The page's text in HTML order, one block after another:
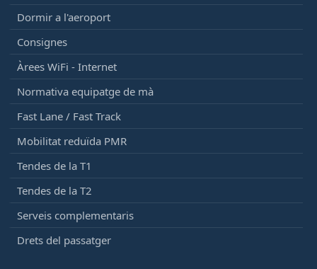
Dormir a l'aeroport
Consignes
Àrees WiFi - Internet
Normativa equipatge de mà
Fast Lane / Fast Track
Mobilitat reduïda PMR
Tendes de la T1
Tendes de la T2
Serveis complementaris
Drets del passatger